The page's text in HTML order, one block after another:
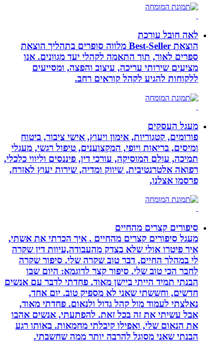
לאה חובל עורכת
הוצאת Best-Seller מלווה סופרים בתהליך הוצאת
ספרים לאור, תוך התאמה לקהלי יעד מגוונים. אנו
מציעים שירותי עריכה, עיצוב והפצה, ומסייעים
ללקוחות להגיע לקהל קוראים רחב.
מעגל העסקים
פורומים, קטגוריות, אימון ויעוץ, אישי ציבור, ביטוח
ומיסים, בריאות ויופי, המקצוענים, טיפול רגשי, מעגלי
תמיכה, עולם המוסיקה, עורכי דין, פיננסים וליווי כלכלי,
רפואה אלטרנטיבית, שיווק ומדיה, שירות יעוץ לאזרח,
פרסמו אצלנו,
סיפורים קצרים מהחיים
מעגל סיפורים קצרים מהחיים . איך הכרתי את אשתי,
איך פיטרו אולי שלא בצדק מהעבודה,עיוות דין שקרה
לי במהלך החיים, דבר טוב שקרה שלי. סיפור שקרה
לחבר הכי טוב שלי. סיפור קצר לדוגמא: היום שבו
הבנתי תמיד הייתי ביישן מאוד. פחדתי לדבר עם אנשים
חדשים, וחששתי שאני לא מספיק טוב. יום אחד,
נאלצתי לעמוד מול קהל גדול ולנאום. פחדתי מאוד,
אבל עשיתי את זה בכל זאת. להפתעתי, אנשים אהבו
את הנאום שלי, ואפילו קיבלתי מחמאות. באותו רגע
הבנתי שאני מסוגל להרבה יותר ממה שחשבתי.